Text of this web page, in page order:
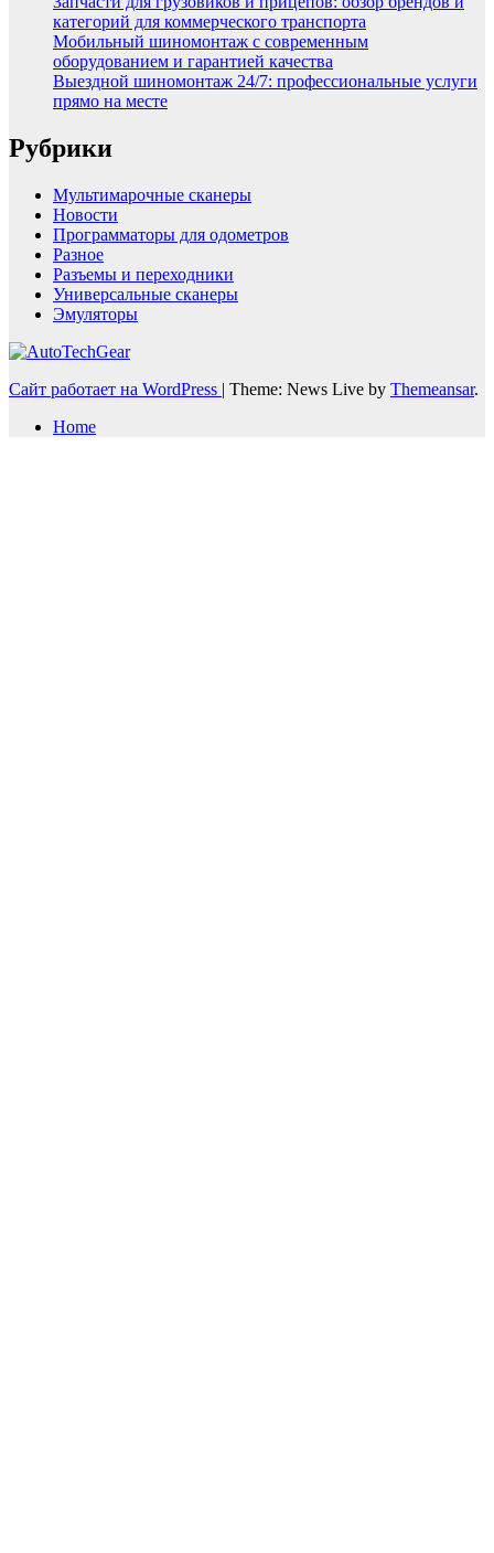
категорий для коммерческого транспорта
Мобильный шиномонтаж с современным
оборудованием и гарантией качества
Выездной шиномонтаж 24/7: профессиональные услуги
прямо на месте
Рубрики
Мультимарочные сканеры
Новости
Программаторы для одометров
Разное
Разъемы и переходники
Универсальные сканеры
Эмуляторы
Сайт работает на WordPress | Theme: News Live by Themeansar.
Home